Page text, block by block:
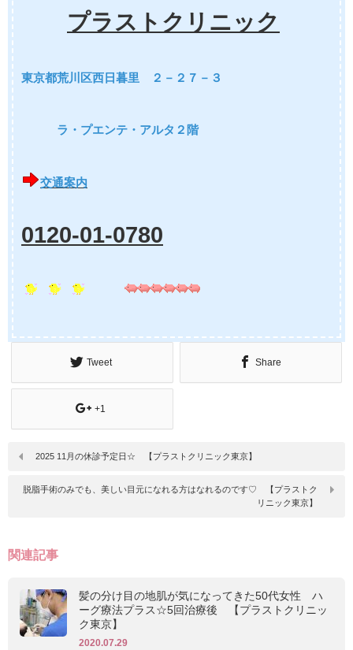
プラストクリニック
東京都荒川区西日暮里 ２－２７－３
ラ・プエンテ・アルタ２階
交通案内
0120-01-0780
Tweet Share
+1
2025 11月の休診予定日☆ 【プラストクリニック東京】
脱脂手術のみでも、美しい目元になれる方はなれるのです♡ 【プラストク
リニック東京】
関連記事
髪の分け目の地肌が気になってきた50代女性 ハ
ーグ療法プラス☆5回治療後 【プラストクリニッ
ク東京】
2020.07.29